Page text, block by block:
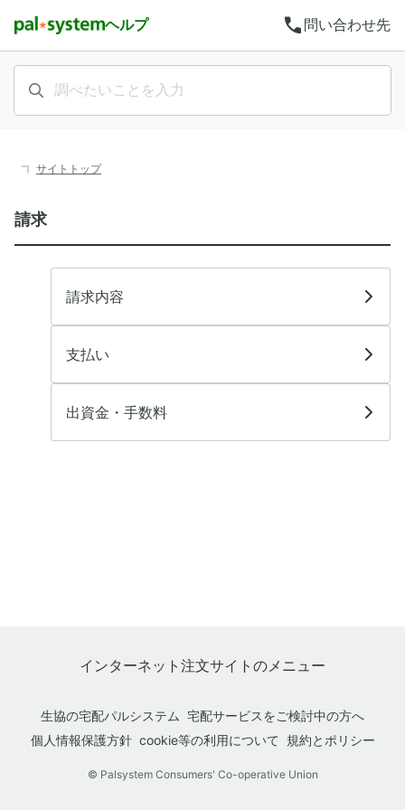
ヘルプ call 問い合わせ先
サイトトップ
請求
請求内容
支払い
出資金・手数料
インターネット注文サイトのメニュー
生協の宅配パルシステム 宅配サービスをご検討中の方へ
個人情報保護方針 cookie等の利用について 規約とポリシー
© Palsystem Consumers' Co-operative Union